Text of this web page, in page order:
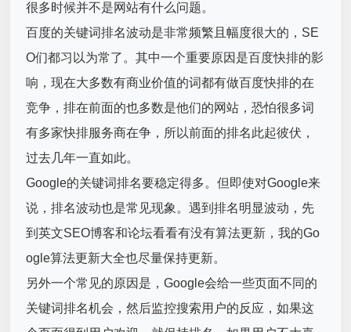
很多时候并不是网站有什么问题。
百度的关键词排名波动是非常频繁且幅度很大的，SE
O们都习以为常了。其中一个重要原因是百度快排的影
响，现在大多数有商业价值的词都有做百度快排的在
竞争，排在前面的也多数是他们的网站，恐怕很多词
有多家快排服务商在争，所以前面的排名此起彼伏，
过去几年一直如此。
Google的关键词排名要稳定得多。但即使对Google来
说，排名波动也是常见现象。遇到排名明显波动，先
到英文SEO博客和论坛看看有没有算法更新，我的Go
ogle算法更新大全也尽量保持更新。
另外一个常见的原因是，Google会给一些页面不同的
关键词排名机会，然后监控搜索用户的反应，如果这